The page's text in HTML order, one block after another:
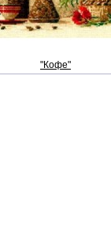
"Кофе"